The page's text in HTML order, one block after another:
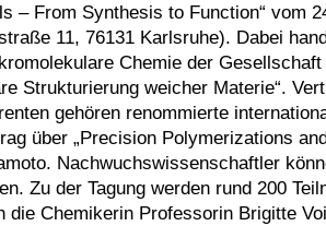
– From Synthesis to Function“ vom
11, 76131 Karlsruhe). Dabei
Chemie der
Strukturierung weicher Materie“.
gehören renommierte
über „Precision Polymerizations
Nachwuchswissenschaftler
Zu der Tagung werden rund 200
die Chemikerin Professorin Brigitte